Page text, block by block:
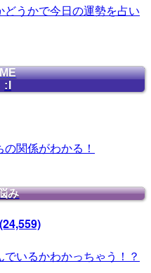
うかで今日の運勢を占い
:I
関係がわかる！
み
(24,559)
いるかわかっちゃう！？